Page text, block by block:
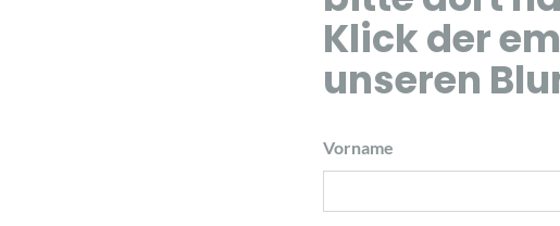
Klick der
unseren
Vorname